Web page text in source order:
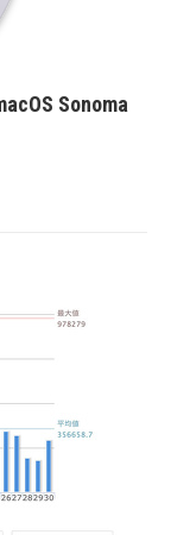
Sonoma